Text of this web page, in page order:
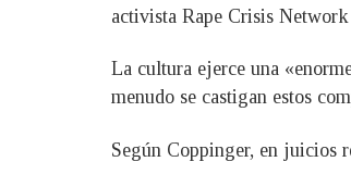
activista Rape Crisis
La cultura ejerce una
menudo se castigan estos
Según Coppinger, en juicios